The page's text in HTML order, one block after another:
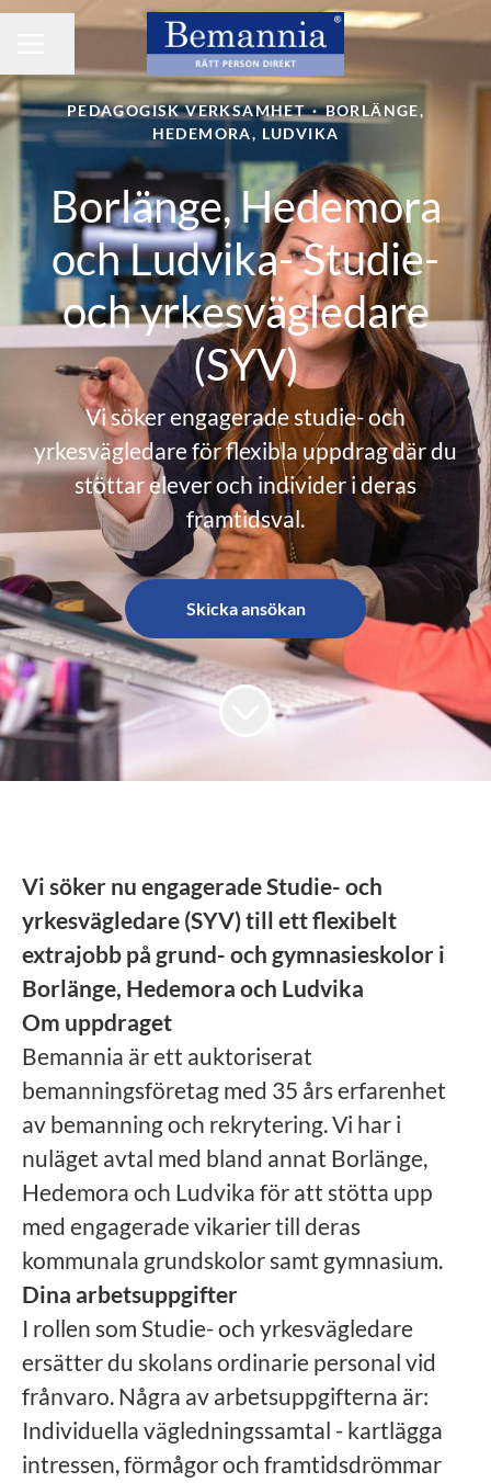
PEDAGOGISK VERKSAMHET · BORLÄNGE,
HEDEMORA, LUDVIKA
Borlänge, Hedemora
och Ludvika- Studie-
och yrkesvägledare
(SYV)
Vi söker engagerade studie- och
yrkesvägledare för flexibla uppdrag där du
stöttar elever och individer i deras
framtidsval.
Skicka ansökan
Vi söker nu engagerade Studie- och
yrkesvägledare (SYV) till ett flexibelt
extrajobb på grund- och gymnasieskolor i
Borlänge, Hedemora och Ludvika
Om uppdraget
Bemannia är ett auktoriserat
bemanningsföretag med 35 års erfarenhet
av bemanning och rekrytering. Vi har i
nuläget avtal med bland annat Borlänge,
Hedemora och Ludvika för att stötta upp
med engagerade vikarier till deras
kommunala grundskolor samt gymnasium.
Dina arbetsuppgifter
I rollen som Studie- och yrkesvägledare
ersätter du skolans ordinarie personal vid
frånvaro. Några av arbetsuppgifterna är:
Individuella vägledningssamtal - kartlägga
intressen, förmågor och framtidsdrömmar